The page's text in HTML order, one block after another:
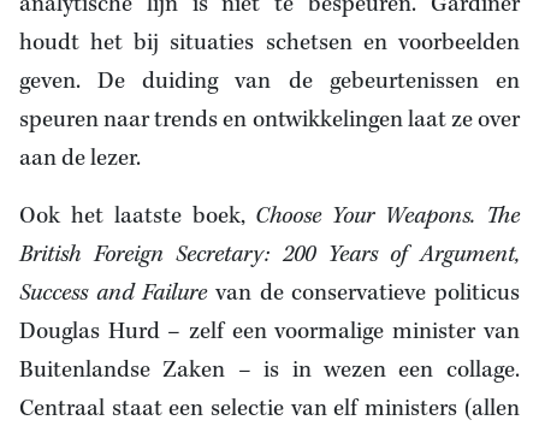
houdt het bij situaties schetsen en voorbeelden
geven. De duiding van de gebeurtenissen en
speuren naar trends en ontwikkelingen laat ze over
aan de lezer.
Ook het laatste boek, Choose Your Weapons. The
British Foreign Secretary: 200 Years of Argument,
Success and Failurevan de conservatieve politicus
Douglas Hurd – zelf een voormalige minister van
Buitenlandse Zaken – is in wezen een collage.
Centraal staat een selectie van elf ministers (allen